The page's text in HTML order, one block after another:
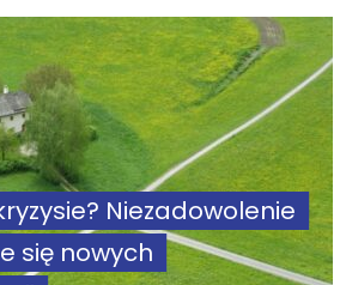
Wywiady
Wybór tekstów
Dla autorów
Darmowy
ebook
Linki
Niezadowolenie
się nowych